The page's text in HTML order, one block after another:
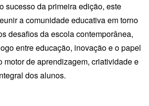
sucesso da primeira edição, este
a comunidade educativa em torno
desafios da escola contemporânea,
entre educação, inovação e o papel
motor de aprendizagem, criatividade e
dos alunos.